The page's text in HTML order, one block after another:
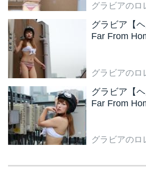
グラビアのロ
グラビア【
Far From
グラビアのロ
グラビア【
Far From
グラビアのロ